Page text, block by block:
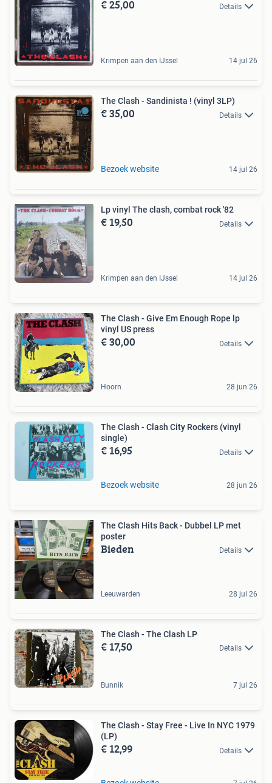
€ 25,00 Details
Krimpen aan den IJssel 14 jul 26
The Clash - Sandinista ! (vinyl 3LP)
€ 35,00 Details
Bezoek website 14 jul 26
Lp vinyl The clash, combat rock '82
€ 19,50 Details
Krimpen aan den IJssel 14 jul 26
The Clash - Give Em Enough Rope lp
vinyl US press
€ 30,00 Details
Hoorn 28 jun 26
The Clash - Clash City Rockers (vinyl
single)
€ 16,95 Details
Bezoek website 28 jun 26
The Clash Hits Back - Dubbel LP met
poster
Bieden Details
Leeuwarden 28 jul 26
The Clash - The Clash LP
€ 17,50 Details
Bunnik 7 jul 26
The Clash - Stay Free - Live In NYC 1979
(LP)
€ 12,99 Details